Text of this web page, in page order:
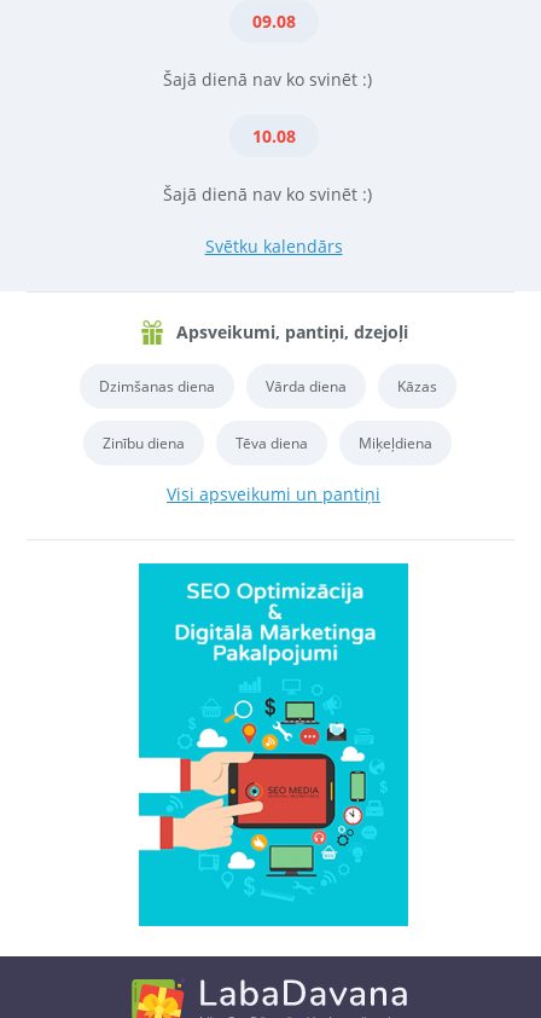
09.08
Šajā dienā nav ko svinēt :)
10.08
Šajā dienā nav ko svinēt :)
Svētku kalendārs
Apsveikumi, pantiņi, dzejoļi
Dzimšanas diena Vārda diena Kāzas
Zinību diena Tēva diena Miķeļdiena
Visi apsveikumi un pantiņi